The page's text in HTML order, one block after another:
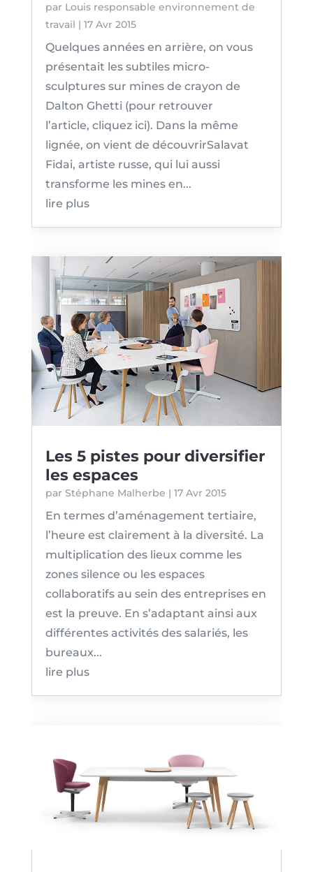
par Louis responsable environnement de
travail | 17 Avr 2015
Quelques années en arrière, on vous
présentait les subtiles micro-
sculptures sur mines de crayon de
Dalton Ghetti (pour retrouver
l’article, cliquez ici). Dans la même
lignée, on vient de découvrirSalavat
Fidai, artiste russe, qui lui aussi
transforme les mines en...
lire plus
Les 5 pistes pour diversifier
les espaces
par Stéphane Malherbe | 17 Avr 2015
En termes d’aménagement tertiaire,
l’heure est clairement à la diversité. La
multiplication des lieux comme les
zones silence ou les espaces
collaboratifs au sein des entreprises en
est la preuve. En s’adaptant ainsi aux
différentes activités des salariés, les
bureaux...
lire plus